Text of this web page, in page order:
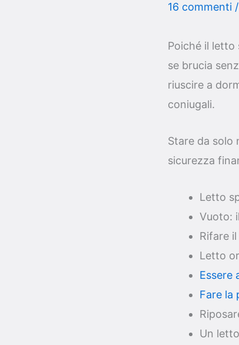
16 commenti
Poiché il
se brucia
riuscire a
coniugali.
Stare da solo
sicurezza
Letto
Vuoto:
Rifare
Letto
Essere
Fare la
Un